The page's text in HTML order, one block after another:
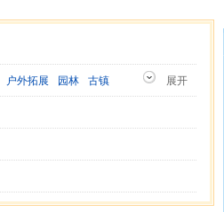
户外拓展 园林
古镇
展开